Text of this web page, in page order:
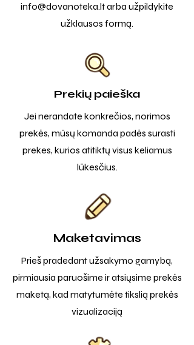
info@dovanoteka.ltarba užpildykite
užklausos formą.
Prekių paieška
Jei nerandate konkrečios, norimos
prekės, mūsų komanda padės surasti
prekes, kurios atitiktų visus keliamus
lūkesčius.
Maketavimas
Prieš pradedant užsakymo gamybą,
pirmiausia paruošime ir atsiųsime prekės
maketą, kad matytumėte tikslią prekės
vizualizaciją